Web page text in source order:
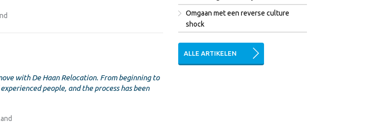
with De Haan Relocation. From beginning to
people, and the process has been
Omgaan met een reverse culture
shock
ALLE ARTIKELEN